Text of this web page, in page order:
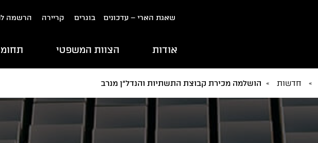
שאגת הארי – עדכונים בוגרים קריירה הרשמה
אודות הצוות המשפטי
» חדשות » הושלמה מכירת קבוצת התשתיות והנדל"ן מנרב